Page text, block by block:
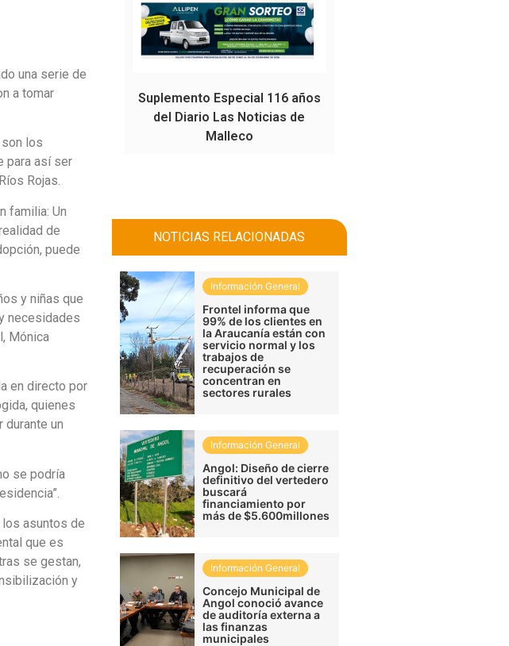
una serie de
a tomar
son los
para así ser
Rojas.
familia: Un
de
puede
y niñas que
necesidades
Mónica
en directo por
quienes
durante un
se podría
los asuntos de
que es
se gestan,
y
Suplemento Especial 116 años
del Diario Las Noticias de
Malleco
NOTICIAS RELACIONADAS
Información General
Frontel informa que
99% de los clientes en
la Araucanía están con
servicio normal y los
trabajos de
recuperación se
concentran en
sectores rurales
Información General
Angol: Diseño de cierre
definitivo del vertedero
buscará
financiamiento por
más de $5.600millones
Información General
Concejo Municipal de
Angol conoció avance
de auditoría externa a
las finanzas
municipales